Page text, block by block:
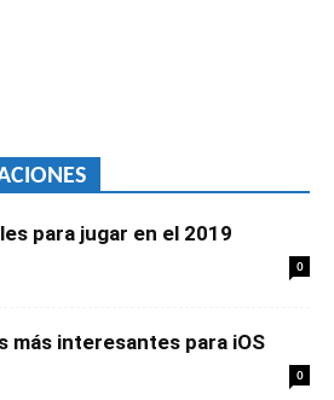
para jugar en el 2019
0
más interesantes para iOS
0